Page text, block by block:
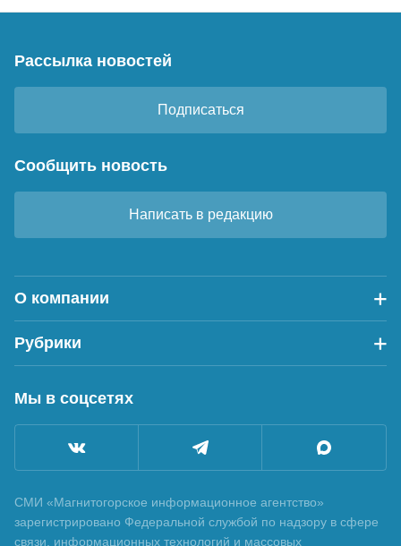
Рассылка новостей
Подписаться
Сообщить новость
Написать в редакцию
О компании
Рубрики
Мы в соцсетях
СМИ «Магнитогорское информационное агентство»
зарегистрировано Федеральной службой по надзору в сфере
связи, информационных технологий и массовых